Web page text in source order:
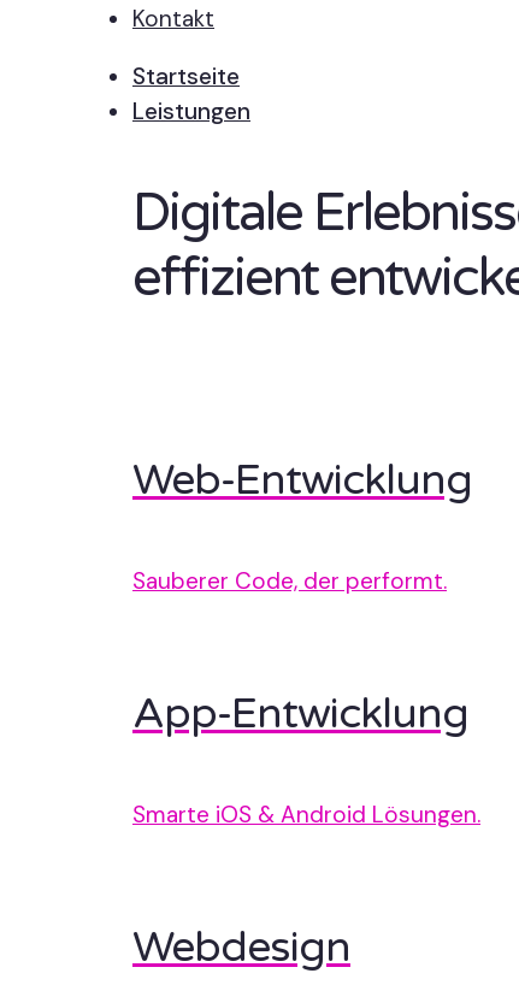
Kontakt
Startseite
Leistungen
Digitale
effizient
Web-Entwicklung
Sauberer Code, der performt.
App-Entwicklung
Smarte iOS & Android Lösungen.
Webdesign